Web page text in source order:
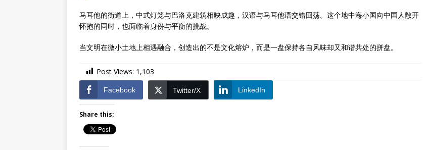
马耳他的街道上，中式灯笼与巴洛克建筑相映成趣，汉语与马耳他语交错回荡。这个地中海小国向中国人敞开
怀抱的同时，也面临着身份与平衡的挑战。
当文明在微小土地上相遇融合，创造出的不是文化熔炉，而是一盘保持各自风味却又和谐共处的拼盘。
Post Views: 1,103
Facebook Twitter/X LinkedIn
Share this: